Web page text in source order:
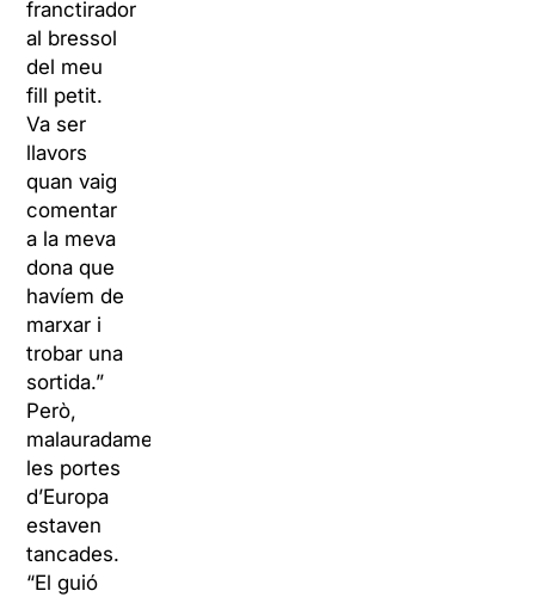
franctirador
al bressol
del meu
fill petit.
Va ser
llavors
quan vaig
comentar
a la meva
dona que
havíem de
marxar i
trobar una
sortida.”
Però,
malauradament,
les portes
d’Europa
estaven
tancades.
“El guió